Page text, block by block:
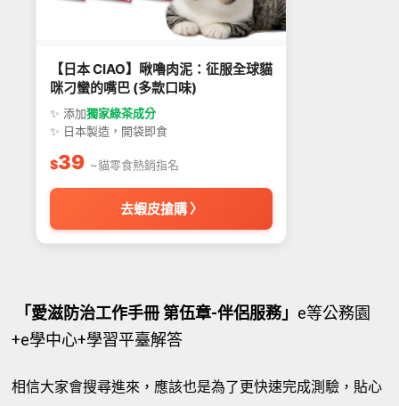
【日本 CIAO】啾嚕肉泥：征服全球貓
咪刁蠻的嘴巴 (多款口味)
✨ 添加獨家綠茶成分
✨ 日本製造，開袋即食
$39 ~貓零食熱銷指名
去蝦皮搶購 〉
「愛滋防治工作手冊 第伍章-伴侶服務」 e等公務園
+e學中心+學習平臺解答
相信大家會搜尋進來，應該也是為了更快速完成測驗，貼心